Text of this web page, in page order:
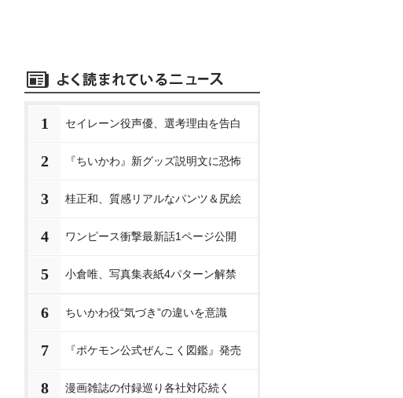
1 セイレーン役声優、選考理由を告白
2 『ちいかわ』新グッズ説明文に恐怖
3 桂正和、質感リアルなパンツ＆尻絵
4 ワンピース衝撃最新話1ページ公開
5 小倉唯、写真集表紙4パターン解禁
6 ちいかわ役“気づき”の違いを意識
7 『ポケモン公式ぜんこく図鑑』発売
8 漫画雑誌の付録巡り各社対応続く